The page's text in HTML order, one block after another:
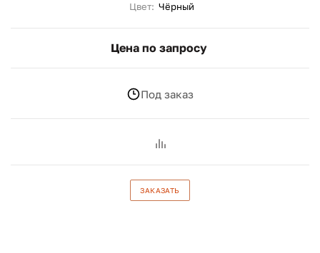
Цвет: Чёрный
Цена по запросу
Под заказ
ЗАКАЗАТЬ